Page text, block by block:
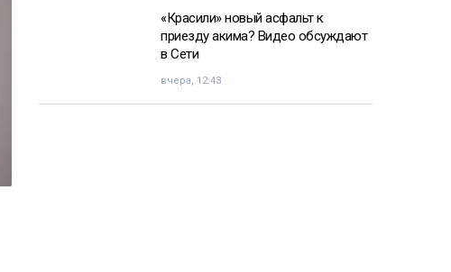
«Красили» новый асфальт к
приезду акима? Видео обсуждают
в Сети
вчера, 12:43